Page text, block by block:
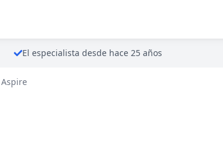
El especialista desde hace 25 años